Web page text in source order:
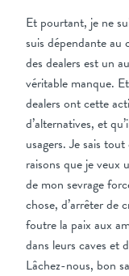
Et pourtant, je ne
suis dépendante au
des dealers est un
véritable manque.
dealers ont cette
d’alternatives, et
usagers. Je sais
raisons que je veux
de mon sevrage
chose, d’arrêter de
foutre la paix aux
dans leurs caves et
Lâchez-nous, bon